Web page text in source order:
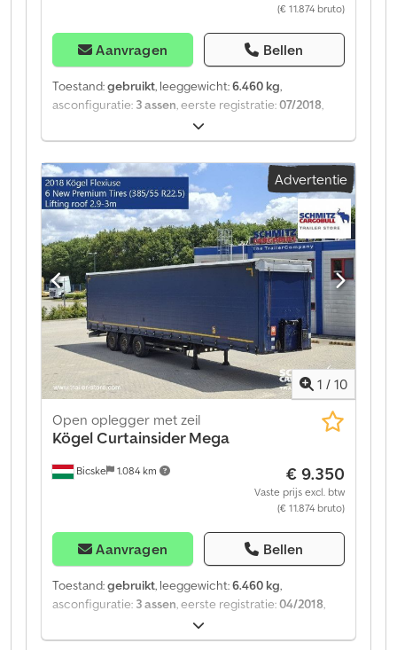
(€ 11.874 bruto)
Aanvragen Bellen
Toestand:gebruikt, leeggewicht:6.460 kg,
asconfiguratie: 3 assen, eerste registratie:07/2018,
, soort overbrenging:
Ledig gewicht: 6460 kg. Bekijk een overzicht van alle
beschikbare voertuigen op onze website. Financiering
nodig? Wij bieden individuele
financieringsoplossingen, full-service contracten en
telematicadiensten. Wij adviseren u graag persoonlijk.
Dcedpoztg E Dofx Am Hok
Advertentie
1 / 10
Bicske 1.084 km
Open oplegger met zeil
KögelCurtainsider Mega
€ 9.350
Vaste prijs excl. btw
(€ 11.874 bruto)
Aanvragen Bellen
Toestand:gebruikt, leeggewicht:6.460 kg,
asconfiguratie: 3 assen , eerste registratie:04/2018
, soort overbrenging:
Ledig gewicht: 6460 kg. Bekijk een overzicht van alle